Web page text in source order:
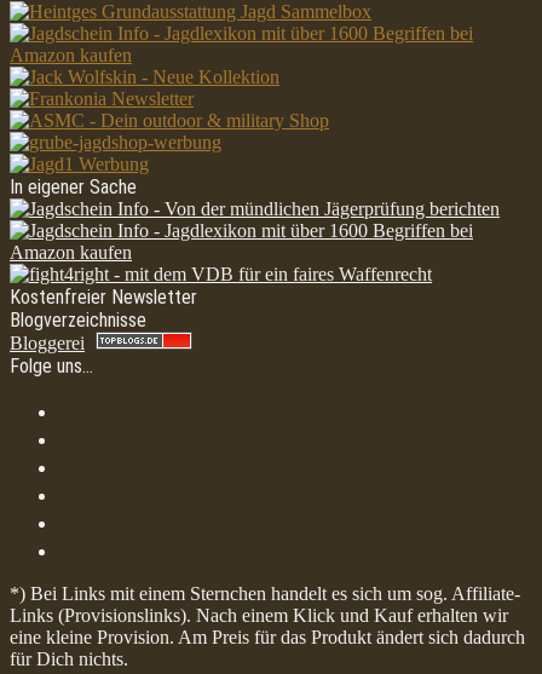
In eigener Sache
Kostenfreier Newsletter
Blogverzeichnisse
Bloggerei
Folge uns…
*) Bei Links mit einem Sternchen handelt es sich um sog. Affiliate-
Links (Provisionslinks). Nach einem Klick und Kauf erhalten wir
eine kleine Provision. Am Preis für das Produkt ändert sich dadurch
für Dich nichts.